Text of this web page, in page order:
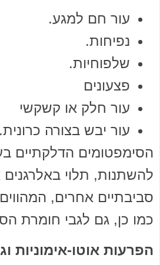
עור חם למגע.
נפיחות.
שלפוחיות.
פצעונים
עור חלק או קשקשי
עור יבש בצורה כרונית.
הסימפטומים הדלקתיים
להשתנות, תלוי באלרגנים
סביבתיים אחרים,
כמו כן, גם לגבי חומרת
הפרעות אוטו-אימוניות